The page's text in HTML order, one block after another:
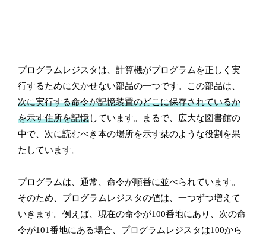
プログラムレジスタは、計算機がプログラムを正しく実
行するために欠かせない部品の一つです。この部品は、
次に実行する命令が記憶装置のどこに保存されているか
を示す住所を記憶しています。まるで、広大な図書館の
中で、次に読むべき本の場所を示す栞のような役割を果
たしています。
プログラムは、通常、命令が順番に並べられています。
そのため、プログラムレジスタの値は、一つずつ増えて
いきます。例えば、現在の命令が100番地にあり、次の命
令が101番地にある場合、プログラムレジスタは100から